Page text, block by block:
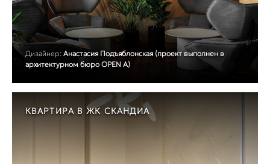
Дизайнер: Анастасия Подъяблонская (проект выполнен в
архитектурном бюро OPEN A)
КВАРТИРА В ЖК СКАНДИА